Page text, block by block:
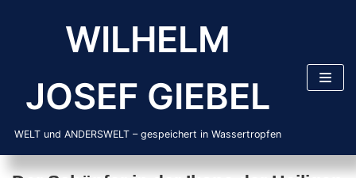
WILHELM
JOSEF GIEBEL
WELT und ANDERSWELT – gespeichert in Wassertropfen